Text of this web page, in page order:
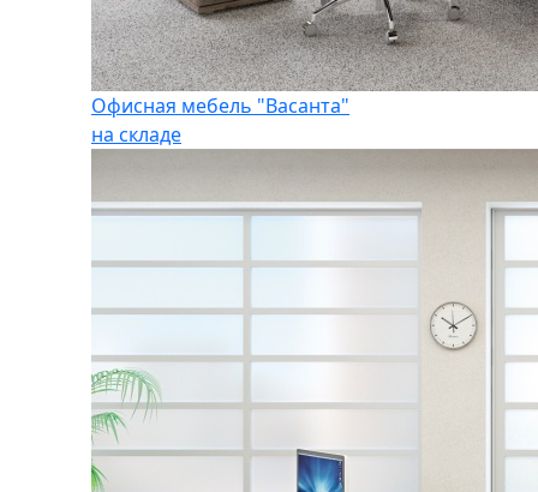
Офисная мебель "Васанта"
на складе